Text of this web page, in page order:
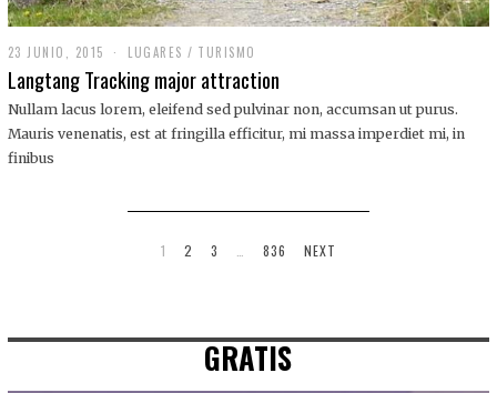
23 JUNIO, 2015 LUGARES / TURISMO
Langtang Tracking major attraction
Nullam lacus lorem, eleifend sed pulvinar non, accumsan ut purus.
Mauris venenatis, est at fringilla efficitur, mi massa imperdiet mi, in
finibus
1 2 3 836 NEXT
GRATIS